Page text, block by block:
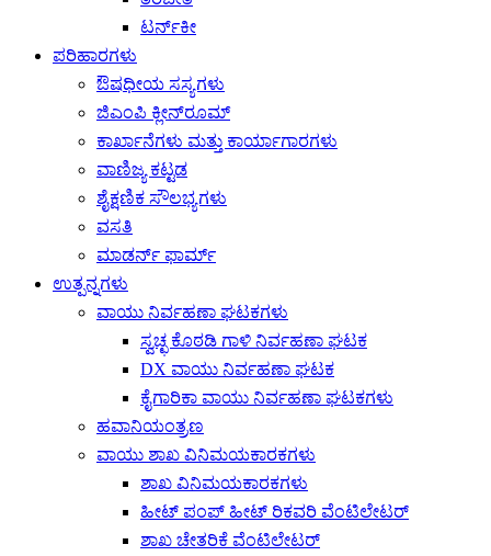
ಟರ್ನ್‌ಕೀ
ಪರಿಹಾರಗಳು
ಔಷಧೀಯ ಸಸ್ಯಗಳು
ಜಿಎಂಪಿ ಕ್ಲೀನ್‌ರೂಮ್
ಕಾರ್ಖಾನೆಗಳು ಮತ್ತು ಕಾರ್ಯಾಗಾರಗಳು
ವಾಣಿಜ್ಯ ಕಟ್ಟಡ
ಶೈಕ್ಷಣಿಕ ಸೌಲಭ್ಯಗಳು
ವಸತಿ
ಮಾಡರ್ನ್ ಫಾರ್ಮ್
ಉತ್ಪನ್ನಗಳು
ವಾಯು ನಿರ್ವಹಣಾ ಘಟಕಗಳು
ಸ್ವಚ್ಛ ಕೊಠಡಿ ಗಾಳಿ ನಿರ್ವಹಣಾ ಘಟಕ
DX ವಾಯು ನಿರ್ವಹಣಾ ಘಟಕ
ಕೈಗಾರಿಕಾ ವಾಯು ನಿರ್ವಹಣಾ ಘಟಕಗಳು
ಹವಾನಿಯಂತ್ರಣ
ವಾಯು ಶಾಖ ವಿನಿಮಯಕಾರಕಗಳು
ಶಾಖ ವಿನಿಮಯಕಾರಕಗಳು
ಹೀಟ್ ಪಂಪ್ ಹೀಟ್ ರಿಕವರಿ ವೆಂಟಿಲೇಟರ್
ಶಾಖ ಚೇತರಿಕೆ ವೆಂಟಿಲೇಟರ್